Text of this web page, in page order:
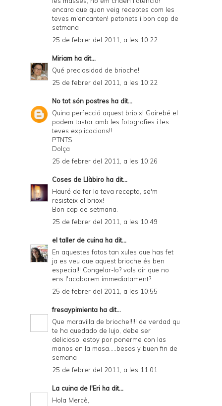
encara que quan veig receptes com les
teves m'encanten! petonets i bon cap de
setmana
25 de febrer del 2011, a les 10:22
Miriam ha dit...
Qué preciosidad de brioche!
25 de febrer del 2011, a les 10:22
No tot són postres ha dit...
Quina perfecció aquest brioix! Gairebé el
podem tastar amb les fotografies i les
teves explicacions!!
PTNTS
Dolça
25 de febrer del 2011, a les 10:26
Coses de Llàbiro ha dit...
Hauré de fer la teva recepta, se'm
resisteix el briox!
Bon cap de setmana.
25 de febrer del 2011, a les 10:49
el taller de cuina ha dit...
En aquestes fotos tan xules que has fet
ja es veu que aquest brioche és ben
especial!! Congelar-lo? vols dir que no
ens l'acabarem immediatament?
25 de febrer del 2011, a les 10:55
fresaypimienta ha dit...
Que maravilla de brioche!!!!! de verdad qu
te ha quedado de lujo, debe ser
delicioso, estoy por ponerme con las
manos en la masa.....besos y buen fin de
semana
25 de febrer del 2011, a les 11:01
La cuina de l'Eri ha dit...
Hola Mercè,